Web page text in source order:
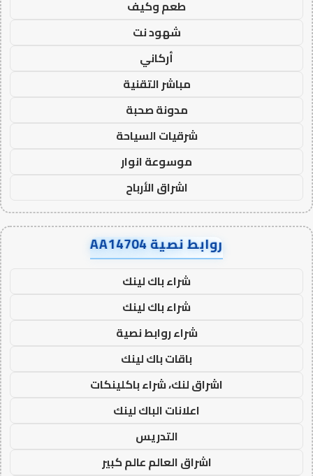
طعم وكيف
شهود نت
أركاني
مباشر التقنية
مدونة صحبة
شرقيات السياحة
موسوعة انوار
اشراق الأرباح
روابط نصية AA14704
شراء باك لينك
شراء باك لينك
شراء روابط نصية
باقات باك لينك
اشراق لنك، شراء باكلينكات
اعلانات الباك لينك
التدريس
اشراق العالم عالم كبير